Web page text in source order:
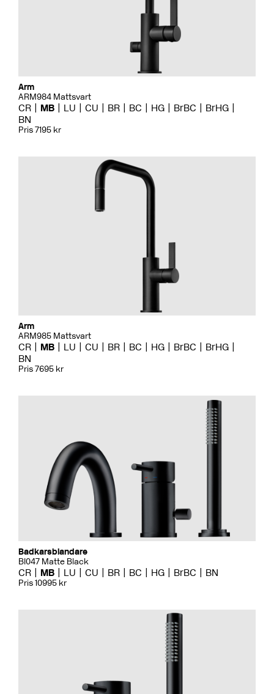
Arm
ARM984 Mattsvart
CR MB LU CU BR BC HG BrBC
BrHG
BN
Pris 7195 kr
Arm
ARM985 Mattsvart
CR MB LU CU BR BC HG BrBC
BrHG
BN
Pris 7695 kr
Badkarsblandare
BI047 Matte Black
CR MB LU CU BR BC HG BrBC BN
Pris 10995 kr